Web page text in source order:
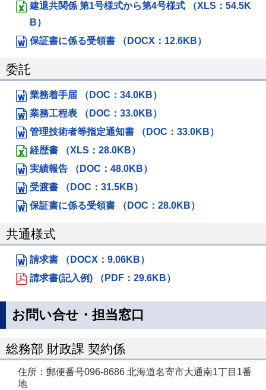
建退共関係 第1号様式から第4号様式 （XLS：54.5K
B）
保証書に係る受領書 （DOCX：12.6KB）
委託
業務着手届 （DOC：34.0KB）
業務工程表 （DOC：33.0KB）
管理技術者等指定通知書 （DOC：33.0KB）
経歴書 （XLS：28.0KB）
実績報告 （DOC：48.0KB）
受渡書 （DOC：31.5KB）
保証書に係る受領書 （DOC：28.0KB）
共通様式
請求書 （DOCX：9.06KB）
請求書(記入例) （PDF：29.6KB）
お問い合せ・担当窓口
総務部 財政課 契約係
住所：郵便番号096-8686 北海道名寄市大通南1丁目1番
地